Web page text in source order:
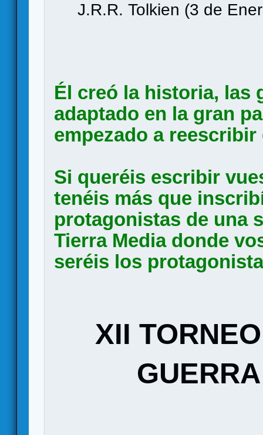
J.R.R. Tolkien (3 de
Él creó la historia, las
adaptado en la gran
empezado a
Si queréis escribir
tenéis más que
protagonistas de una
Tierra Media donde
seréis los
XII